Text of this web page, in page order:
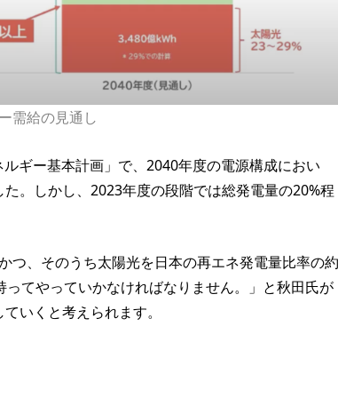
需給の見通し
ギー基本計画」で、2040年度の電源構成におい
。しかし、2023年度の段階では総発電量の20%程
つ、そのうち太陽光を日本の再エネ発電量比率の約
てやっていかなければなりません。」と秋田氏が
いくと考えられます。